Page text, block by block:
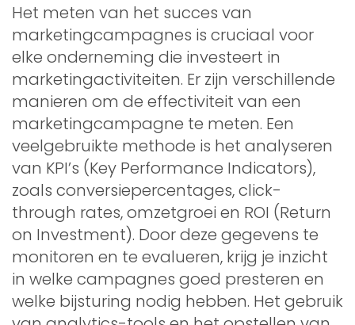
Het meten van het succes van
marketingcampagnes is cruciaal voor
elke onderneming die investeert in
marketingactiviteiten. Er zijn verschillende
manieren om de effectiviteit van een
marketingcampagne te meten. Een
veelgebruikte methode is het analyseren
van KPI’s (Key Performance Indicators),
zoals conversiepercentages, click-
through rates, omzetgroei en ROI (Return
on Investment). Door deze gegevens te
monitoren en te evalueren, krijg je inzicht
in welke campagnes goed presteren en
welke bijsturing nodig hebben. Het gebruik